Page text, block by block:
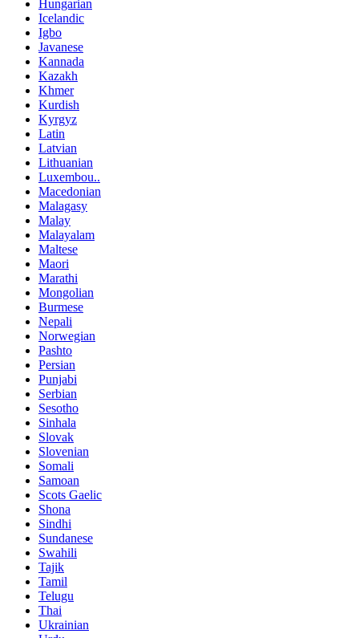
Hungarian
Icelandic
Igbo
Javanese
Kannada
Kazakh
Khmer
Kurdish
Kyrgyz
Latin
Latvian
Lithuanian
Luxembou..
Macedonian
Malagasy
Malay
Malayalam
Maltese
Maori
Marathi
Mongolian
Burmese
Nepali
Norwegian
Pashto
Persian
Punjabi
Serbian
Sesotho
Sinhala
Slovak
Slovenian
Somali
Samoan
Scots Gaelic
Shona
Sindhi
Sundanese
Swahili
Tajik
Tamil
Telugu
Thai
Ukrainian